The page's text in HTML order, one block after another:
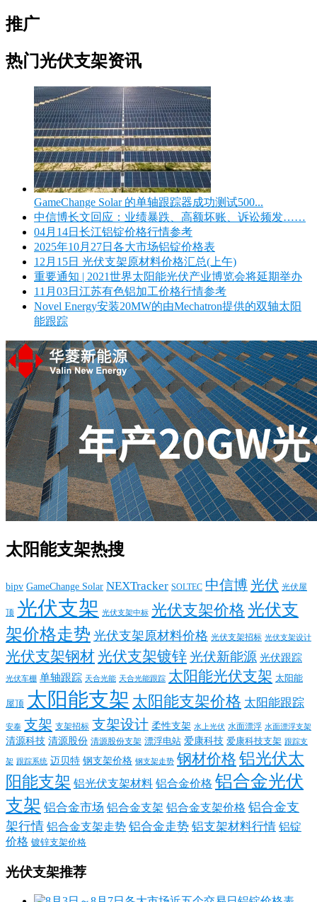
推广
热门光伏支架资讯
GameChange Solar 的单轴跟踪器成功测试500...
中信博长文回应：业绩暴跌、高额坏账、诉讼频发……
04月14日长江铝锭价格行情参考
2025年10月27日各大市场铝锭价格表
12月15日 光伏支架原材料价格汇总(上午)
重要通知 | 2021世界太阳能光伏产业博览会将延期举办
11月03日江苏有色铝加工价格行情参考
Novel Energy安装20MW的由Mechatron提供的双轴太阳
能跟踪
太阳能支架热搜
bipv GameChange Solar NEXTracker SOLTEC 中信博光伏 光伏屋
顶 光伏支架 光伏支架中标 光伏支架价格 光伏支
架价格走势 光伏支架原材料价格 光伏支架招标 光伏支架设计
光伏支架钢材光伏支架镀锌光伏新能源 光伏跟踪
光伏车棚 单轴跟踪 天合光能 天合光能跟踪 太阳能光伏支架 太阳能
屋顶 太阳能支架 太阳能支架价格 太阳能跟踪
安泰 支架 支架招标 支架设计 柔性支架 水上光伏 水面漂浮 水面漂浮支架
清源科技 清源股份 清源股份支架 漂浮电站 爱康科技 爱康科技支架 跟踪支
架 跟踪系统 迈贝特 钢支架价格 钢支架走势 钢材价格 铝光伏太
阳能支架 铝光伏支架材料 铝合金价格 铝合金光伏
支架 铝合金市场 铝合金支架 铝合金支架价格 铝合金支
架行情 铝合金支架走势 铝合金走势 铝支架材料行情 铝锭
价格 镀锌支架价格
光伏支架推荐